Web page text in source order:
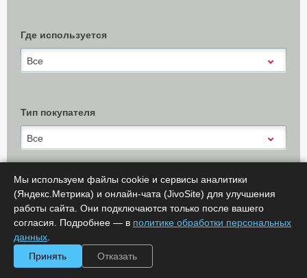
Где используется
Все
Тип покупателя
Все
Показать результаты (0) Х Очистить
Сообщить об ошибке
Мы используем файлы cookie и сервисы аналитики
(Яндекс.Метрика) и онлайн-чата (JivoSite) для улучшения
работы сайта. Они подключаются только после вашего
согласия. Подробнее — в политике обработки персональных
данных
Принять
Отказать